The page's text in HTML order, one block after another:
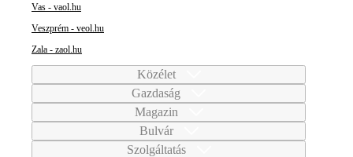
Vas - vaol.hu
Veszprém - veol.hu
Zala - zaol.hu
Közélet
Gazdaság
Magazin
Bulvár
Szolgáltatás